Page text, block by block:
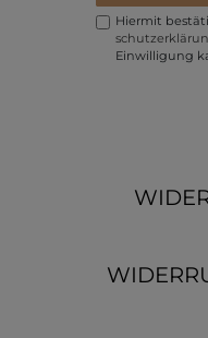
Hiermit
Einwilligung